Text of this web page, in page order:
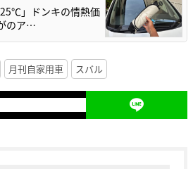
」ドンキの情熱価
のア…
月刊自家用車 スバル